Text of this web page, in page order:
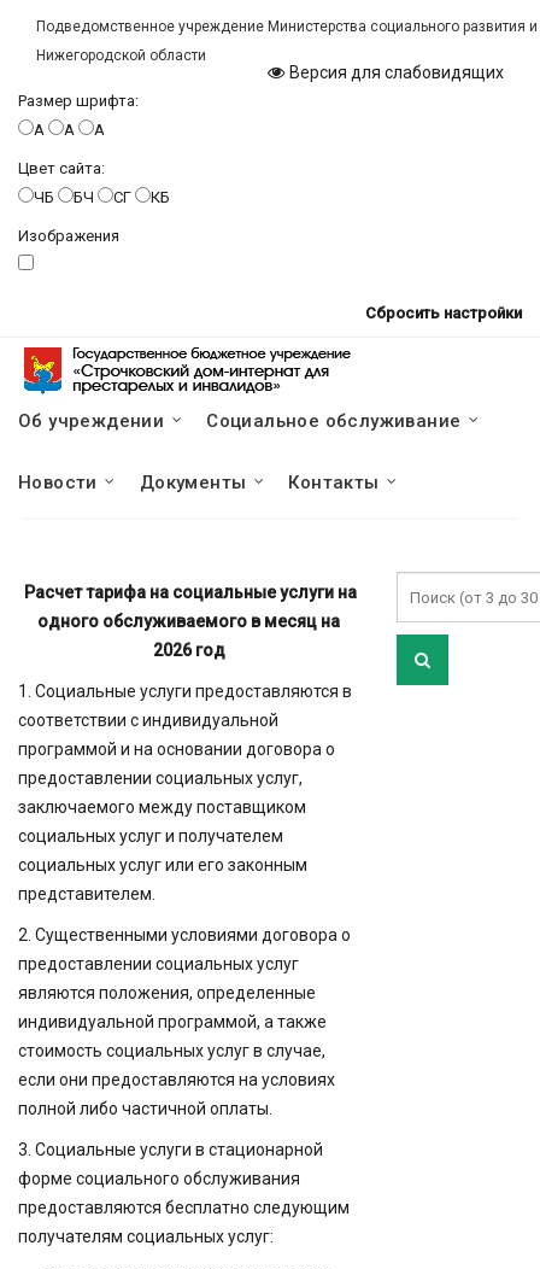
Подведомственное учреждение Министерства социального развития
Нижегородской области
Версия для слабовидящих
Размер шрифта:
A
A A
Цвет сайта:
ЧБ
БЧ СГ КБ
Изображения
Сбросить настройки
Об учреждении Социальное обслуживание
Новости Документы Контакты
Расчет тарифа на социальные услуги на
одного обслуживаемого в месяц на
2026 год
1. Социальные услуги предоставляются в
соответствии с индивидуальной
программой и на основании договора о
предоставлении социальных услуг,
заключаемого между поставщиком
социальных услуг и получателем
социальных услуг или его законным
представителем.
2. Существенными условиями договора о
предоставлении социальных услуг
являются положения, определенные
индивидуальной программой, а также
стоимость социальных услуг в случае,
если они предоставляются на условиях
полной либо частичной оплаты.
3. Социальные услуги в стационарной
форме социального обслуживания
предоставляются бесплатно следующим
получателям социальных услуг: